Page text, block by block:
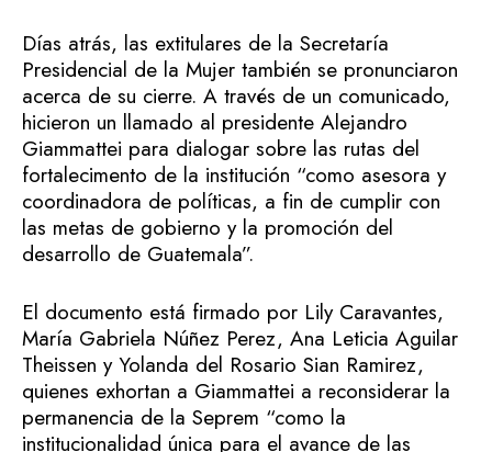
Días atrás, las extitulares de la Secretaría
Presidencial de la Mujer también se pronunciaron
acerca de su cierre. A través de un comunicado,
hicieron un llamado al presidente Alejandro
Giammattei para dialogar sobre las rutas del
fortalecimento de la institución “como asesora y
coordinadora de políticas, a fin de cumplir con
las metas de gobierno y la promoción del
desarrollo de Guatemala”.
El documento está firmado por Lily Caravantes,
María Gabriela Núñez Perez, Ana Leticia Aguilar
Theissen y Yolanda del Rosario Sian Ramirez,
quienes exhortan a Giammattei a reconsiderar la
permanencia de la Seprem “como la
institucionalidad única para el avance de las